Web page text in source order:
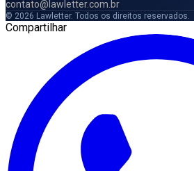
contato@lawletter.com.br
© 2026 Lawletter. Todos os direitos reservados.
Compartilhar